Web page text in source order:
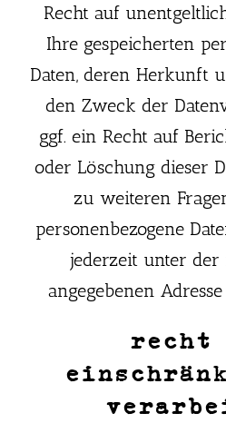
Recht auf
Ihre gespeicherten
Daten, deren Herkunft
den Zweck der
ggf. ein Recht auf
oder Löschung dieser
zu weiteren
personenbezogene
jederzeit unter der
angegebenen
recht